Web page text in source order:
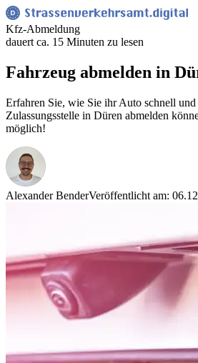
Kfz-Abmeldung
dauert ca. 15 Minuten zu lesen
Fahrzeug abmelden in
Erfahren Sie, wie Sie ihr Auto schnell
Zulassungsstelle in Düren abmelden
möglich!
Alexander BenderVeröffentlicht am: